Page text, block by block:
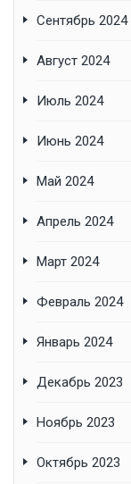
Сентябрь 2024
Август 2024
Июль 2024
Июнь 2024
Май 2024
Апрель 2024
Март 2024
Февраль 2024
Январь 2024
Декабрь 2023
Ноябрь 2023
Октябрь 2023